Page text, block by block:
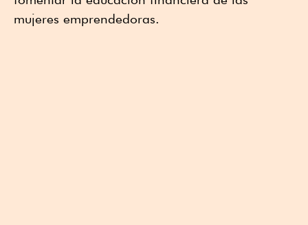
mujeres emprendedoras.